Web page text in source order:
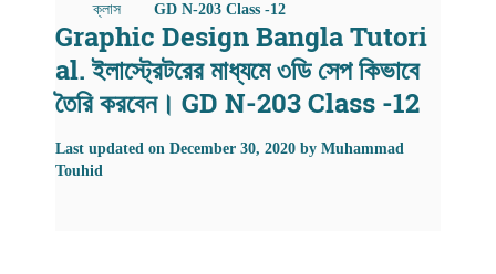
ক্লাস
GD N-203 Class -12
Graphic Design Bangla Tutori
al. ইলাস্ট্রেটরের মাধ্যমে ৩ডি সেপ কিভাবে
তৈরি করবেন। GD N-203 Class -12
Last updated on December 30, 2020 by Muhammad
Touhid